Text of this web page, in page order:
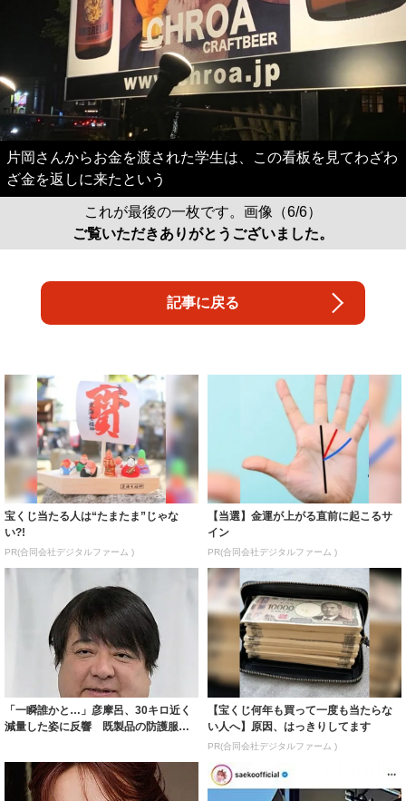
片岡さんからお金を渡された学生は、この看板を見てわざわ
ざ金を返しに来たという
これが最後の一枚です。画像（6/6）
ご覧いただきありがとうございました。
記事に戻る
宝くじ当たる人は“たまたま”じゃな
い?!
PR(合同会社デジタルファーム )
【当選】金運が上がる直前に起こるサ
イン
PR(合同会社デジタルファーム )
「一瞬誰かと…」彦摩呂、30キロ近く
減量した姿に反響 既製品の防護服が
【宝くじ何年も買って一度も当たらな
い人へ】原因、はっきりしてます
PR(合同会社デジタルファーム )